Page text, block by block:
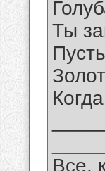
Ты
Все,